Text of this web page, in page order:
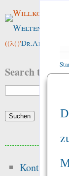
Willkommen im
Weltenwald
((λ()'Dr.ArneBab
Search this
Kontakt